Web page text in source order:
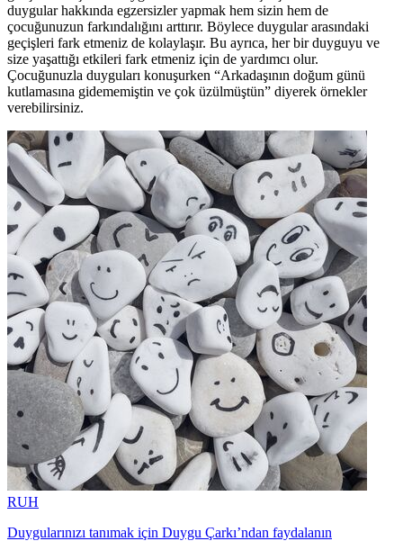
duygular hakkında egzersizler yapmak hem sizin hem de
çocuğunuzun farkındalığını arttırır. Böylece duygular arasındaki
geçişleri fark etmeniz de kolaylaşır. Bu ayrıca, her bir duyguyu ve
size yaşattığı etkileri fark etmeniz için de yardımcı olur.
Çocuğunuzla duyguları konuşurken “Arkadaşının doğum günü
kutlamasına gidememiştin ve çok üzülmüştün” diyerek örnekler
verebilirsiniz.
RUH
Duygularınızı tanımak için Duygu Çarkı’ndan faydalanın